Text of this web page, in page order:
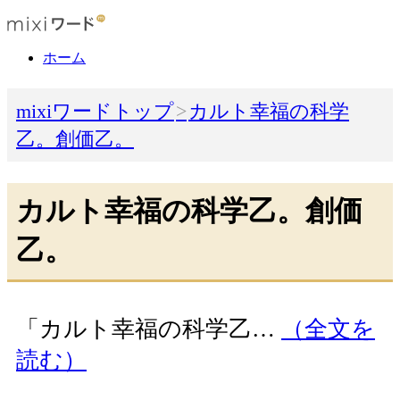
ホーム
mixiワードトップ
カルト幸福の科学
乙。創価乙。
カルト幸福の科学乙。創価
乙。
「カルト幸福の科学乙…
（全文を
読む）